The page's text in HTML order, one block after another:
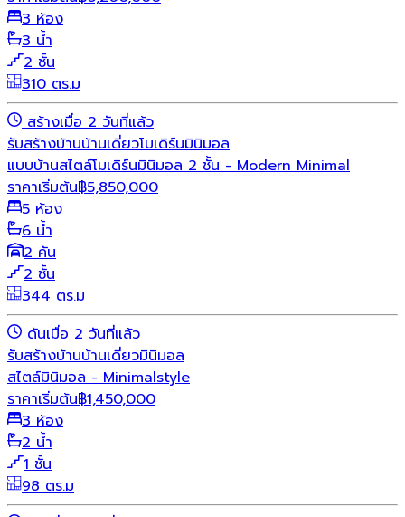
3 ห้อง
3 น้ำ
2 ชั้น
310 ตร.ม
สร้างเมื่อ 2 วันที่แล้ว
รับสร้างบ้านบ้านเดี่ยวโมเดิร์นมินิมอล
แบบบ้านสไตล์โมเดิร์นมินิมอล 2 ชั้น - Modern Minimal
ราคาเริ่มต้น฿5,850,000
5 ห้อง
6 น้ำ
2 คัน
2 ชั้น
344 ตร.ม
ดันเมื่อ 2 วันที่แล้ว
รับสร้างบ้านบ้านเดี่ยวมินิมอล
สไตล์มินิมอล - Minimalstyle
ราคาเริ่มต้น฿1,450,000
3 ห้อง
2 น้ำ
1 ชั้น
98 ตร.ม